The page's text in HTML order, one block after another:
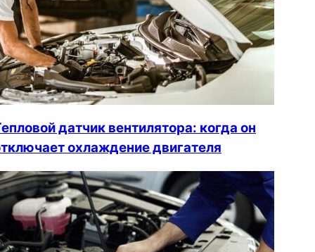
датчик вентилятора: когда он
охлаждение двигателя